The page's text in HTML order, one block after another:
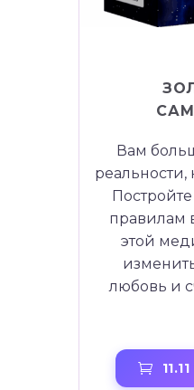
Вам
реальности,
правилам
этой
любовь и